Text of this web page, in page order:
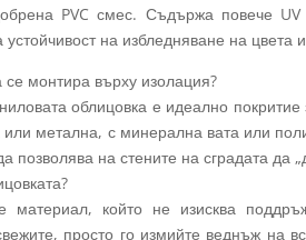
PVC смес. Съдържа повече
на избледняване на цвета
монтира върху изолация?
облицовка е идеално
метална, с минерална вата или
позволява на стените на сградата да
материал, който не изисква
просто го измийте веднъж на